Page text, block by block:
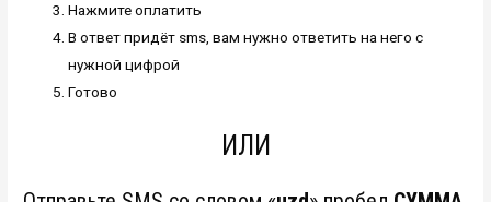
Нажмите оплатить
В ответ придёт sms, вам нужно ответить на него с
нужной цифрой
Готово
ИЛИ